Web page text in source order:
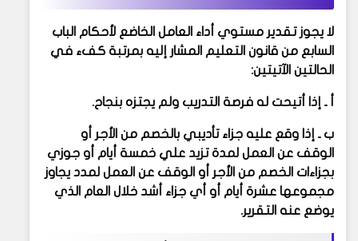
لا يجوز تقدير مستوي أداء العامل الخاضع لأحكام الباب
السابع من قانون التعليم المشار إليه بمرتبة كفء في
الحالتين الآتيتين:
أ ـ إذا أتيحت له فرصة التدريب ولم يجتزه بنجاح.
ب ـ إذا وقع عليه جزاء تأديبي بالخصم من الأجر أو
الوقف عن العمل لمدة تزيد علي خمسة أيام أو جوزي
بجزاءات الخصم من الأجر أو الوقف عن العمل لمدد يجاوز
مجموعها عشرة أيام أو أي جزاء أشد خلال العام الذي
يوضع عنه التقرير.